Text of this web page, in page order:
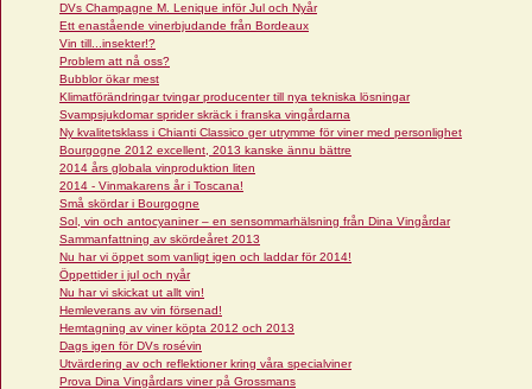
DVs Champagne M. Lenique inför Jul och Nyår
Ett enastående vinerbjudande från Bordeaux
Vin till...insekter!?
Problem att nå oss?
Bubblor ökar mest
Klimatförändringar tvingar producenter till nya tekniska lösningar
Svampsjukdomar sprider skräck i franska vingårdarna
Ny kvalitetsklass i Chianti Classico ger utrymme för viner med personlighet
Bourgogne 2012 excellent, 2013 kanske ännu bättre
2014 års globala vinproduktion liten
2014 - Vinmakarens år i Toscana!
Små skördar i Bourgogne
Sol, vin och antocyaniner – en sensommarhälsning från Dina Vingårdar
Sammanfattning av skördeåret 2013
Nu har vi öppet som vanligt igen och laddar för 2014!
Öppettider i jul och nyår
Nu har vi skickat ut allt vin!
Hemleverans av vin försenad!
Hemtagning av viner köpta 2012 och 2013
Dags igen för DVs rosévin
Utvärdering av och reflektioner kring våra specialviner
Prova Dina Vingårdars viner på Grossmans